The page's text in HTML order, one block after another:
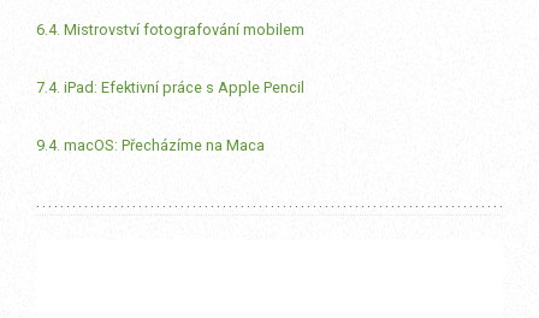
6.4. Mistrovství fotografování mobilem
7.4. iPad: Efektivní práce s Apple Pencil
9.4. macOS: Přecházíme na Maca